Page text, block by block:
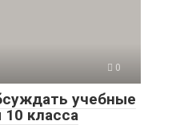
0
учебные
класса